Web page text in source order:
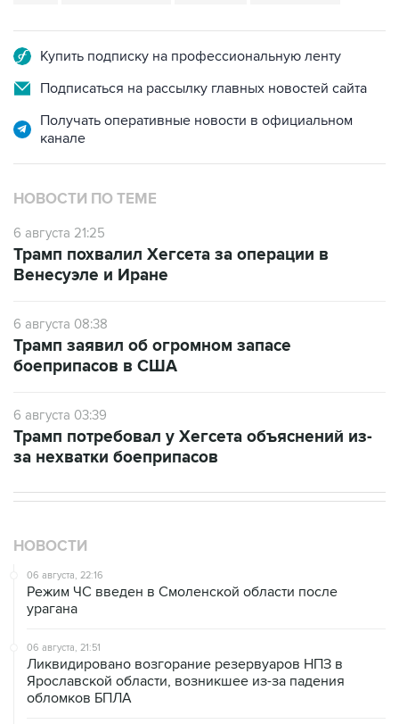
Купить подписку на профессиональную ленту
Подписаться на рассылку главных новостей сайта
Получать оперативные новости в официальном
канале
НОВОСТИ ПО ТЕМЕ
6 августа 21:25
Трамп похвалил Хегсета за операции в
Венесуэле и Иране
6 августа 08:38
Трамп заявил об огромном запасе
боеприпасов в США
6 августа 03:39
Трамп потребовал у Хегсета объяснений из-
за нехватки боеприпасов
НОВОСТИ
06 августа, 22:16
Режим ЧС введен в Смоленской области после
урагана
06 августа, 21:51
Ликвидировано возгорание резервуаров НПЗ в
Ярославской области, возникшее из-за падения
обломков БПЛА